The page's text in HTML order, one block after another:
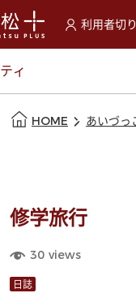
利用者切
選択すると
ィ
HOME あいづ
修学旅行
30 views
日誌